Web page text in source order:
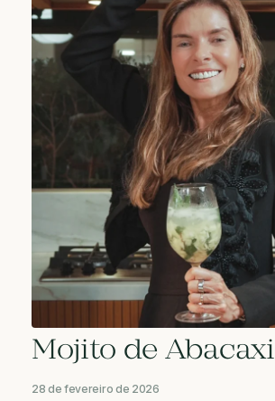
Mojito de Abacaxi
28 de fevereiro de 2026